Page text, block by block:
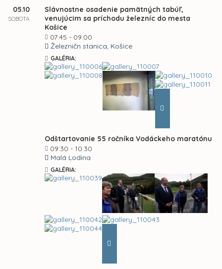
05.10
SOBOTA
Slávnostne osadenie pamätných tabúľ,
venujúcim sa príchodu železníc do mesta
Košice
07:45 - 09:00
Železničn stanica, Košice
GALÉRIA:
Odštartovanie 55 ročníka Vodáckeho maratónu
09:30 - 10:30
Malá Lodina
GALÉRIA: